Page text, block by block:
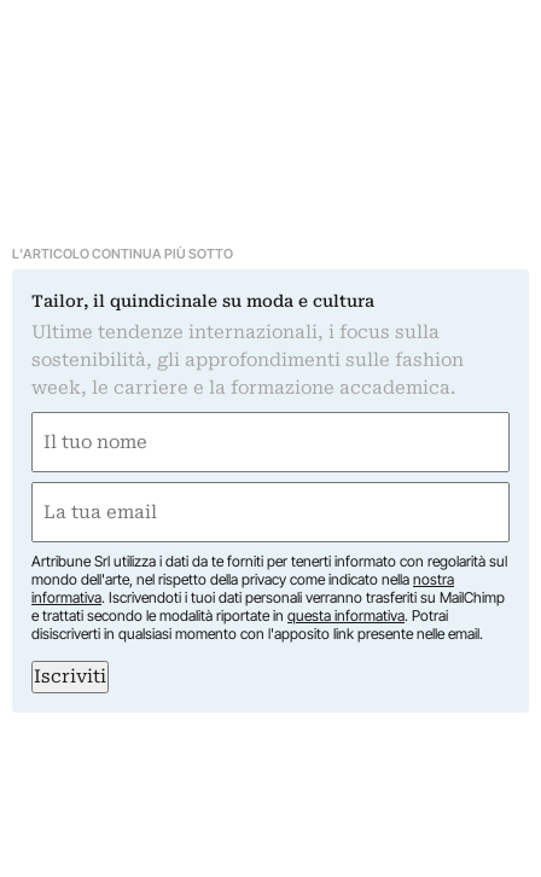
L'ARTICOLO CONTINUA PIÙ SOTTO
Tailor, il quindicinale su moda e cultura
Ultime tendenze internazionali, i focus sulla
sostenibilità, gli approfondimenti sulle fashion
week, le carriere e la formazione accademica.
(Required)
First
(Required)
Artribune Srl utilizza i dati da te forniti per tenerti informato con regolarità sul
mondo dell'arte, nel rispetto della privacy come indicato nella nostra
informativa. Iscrivendoti i tuoi dati personali verranno trasferiti su MailChimp
e trattati secondo le modalità riportate in questa informativa. Potrai
disiscriverti in qualsiasi momento con l'apposito link presente nelle email.
Iscriviti